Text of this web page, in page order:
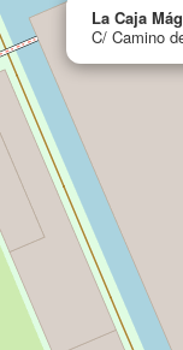
La Caja
C/ Camino